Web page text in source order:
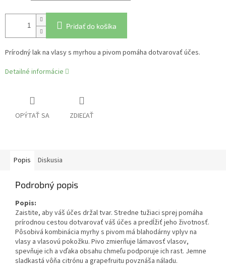
Pridať do košíka
Prírodný lak na vlasy s myrhou a pivom pomáha dotvarovať účes.
Detailné informácie
OPÝTAŤ SA ZDIEĽAŤ
Popis Diskusia
Podrobný popis
Popis:
Zaistite, aby váš účes držal tvar. Stredne tužiaci sprej pomáha
prírodnou cestou dotvarovať váš účes a predĺžiť jeho životnosť.
Pôsobivá kombinácia myrhy s pivom má blahodárny vplyv na
vlasy a vlasovú pokožku. Pivo zmierňuje lámavosť vlasov,
spevňuje ich a vďaka obsahu chmeľu podporuje ich rast. Jemne
sladkastá vôňa citrónu a grapefruitu povznáša náladu.